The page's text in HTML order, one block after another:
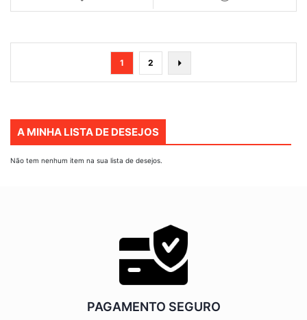
Página
Está
de
ler
a
1 Página
2
A MINHA LISTA DE DESEJOS
Não tem nenhum item na sua lista de desejos.
PAGAMENTO SEGURO